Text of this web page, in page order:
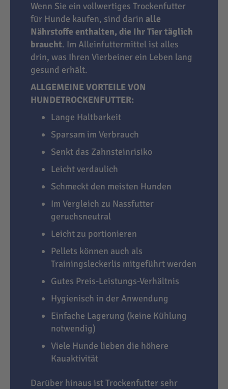
Wenn Sie ein vollwertiges Trockenfutter
für Hunde kaufen, sind darin alle
Nährstoffe enthalten, die Ihr Tier täglich
braucht. Im Alleinfuttermittel ist alles
drin, was Ihren Vierbeiner ein Leben lang
gesund erhält.
ALLGEMEINE VORTEILE VON
HUNDETROCKENFUTTER:
Lange Haltbarkeit
Sparsam im Verbrauch
Senkt das Zahnsteinrisiko
Leicht verdaulich
Schmeckt den meisten Hunden
Im Vergleich zu Nassfutter
geruchsneutral
Leicht zu portionieren
Pellets können auch als
Trainingsleckerlis mitgeführt werden
Gutes Preis-Leistungs-Verhältnis
Hygienisch in der Anwendung
Einfache Lagerung (keine Kühlung
notwendig)
Viele Hunde lieben die höhere
Kauaktivität
Darüber hinaus ist Trockenfutter sehr